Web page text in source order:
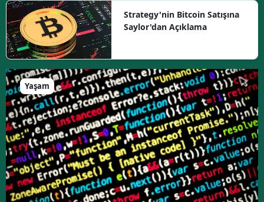
Strategy'nin Bitcoin Satışına
Saylor'dan Açıklama
Yaşam